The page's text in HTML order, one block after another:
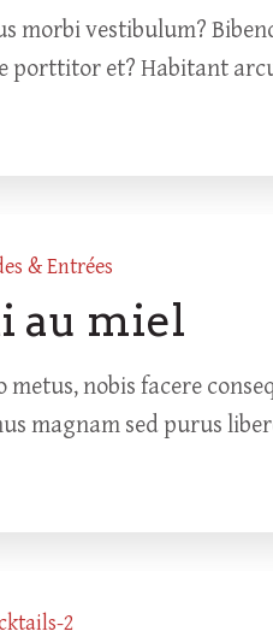
morbi vestibulum?
porttitor et? Habitant
& Entrées
au miel
nobis facere
magnam sed purus
2